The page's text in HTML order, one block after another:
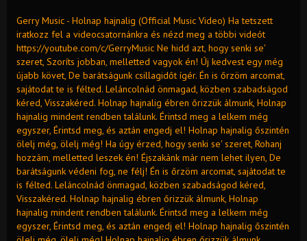
Gerry Music - Holnap hajnalig (Official Music Video) Ha tetszett
iratkozz fel a videocsatornánkra és nézd meg a többi videót
https://youtube.com/c/GerryMusic Ne hidd azt, hogy senki se'
szeret, Szoríts jobban, melletted vagyok én! Új kedvest egy még
újabb követ, De barátságunk csillagidőt ígér. Én is őrzöm arcomat,
sajátodat te is félted. Leláncolnád önmagad, közben szabadságod
kéred, Visszakéred. Holnap hajnalig ébren őrizzük álmunk, Holnap
hajnalig mindent rendben találunk. Érintsd meg a lelkem még
egyszer, Érintsd meg, és aztán engedj el! Holnap hajnalig őszintén
ölelj még, ölelj még! Ha úgy érzed, hogy senki se' szeret, Rohanj
hozzám, melletted leszek én! Éjszakánk már nem lehet ilyen, De
barátságunk védeni fog, ne félj! Én is őrzöm arcomat, sajátodat te
is félted. Leláncolnád önmagad, közben szabadságod kéred,
Visszakéred. Holnap hajnalig ébren őrizzük álmunk, Holnap
hajnalig mindent rendben találunk. Érintsd meg a lelkem még
egyszer, Érintsd meg, és aztán engedj el! Holnap hajnalig őszintén